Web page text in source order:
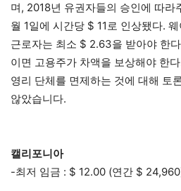
며, 2018년 유권자들의 승인에 따라
월 1일에 시간당 $ 11로 인상됐다.
근로자는 최소 $ 2.63을 받아야 한
이면 고용주가 차액을 보상해야 한
영리 단체를 면제하는 것에 대해 토
않았습니다.
캘리포니아
-최저 임금 : $ 12.00 (연간 $